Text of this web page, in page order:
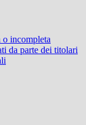
o incompleta
da parte dei titolari